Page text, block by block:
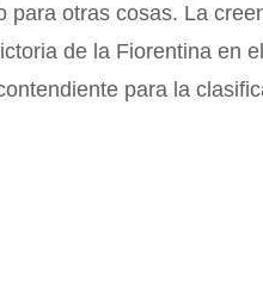
otras cosas. La
de la Fiorentina en
para la